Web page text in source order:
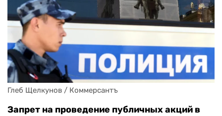
Глеб Щелкунов / Коммерсантъ
Запрет на проведение публичных акций в